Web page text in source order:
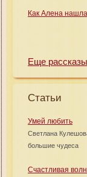
Как Алена
Еще рассказы
Статьи
Умей любить
Светлана
большие чудеса
Счастливая